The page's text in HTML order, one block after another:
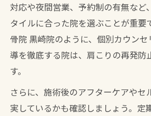
対応や夜間営業、予約制の有無など
タイルに合った院を選ぶことが重要
骨院 黒崎院のように、個別カウン
導を徹底する院は、肩こりの再発防
す。
さらに、施術後のアフターケアやセ
実しているかも確認しましょう。定